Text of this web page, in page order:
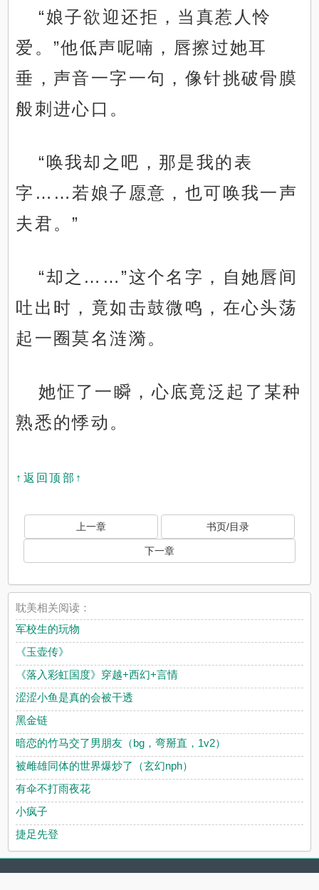
“娘子欲迎还拒，当真惹人怜
爱。”他低声呢喃，唇擦过她耳
垂，声音一字一句，像针挑破骨膜
般刺进心口。
“唤我却之吧，那是我的表
字……若娘子愿意，也可唤我一声
夫君。”
“却之……”这个名字，自她唇间
吐出时，竟如击鼓微鸣，在心头荡
起一圈莫名涟漪。
她怔了一瞬，心底竟泛起了某种
熟悉的悸动。
↑返回顶部↑
上一章 书页/目录
下一章
耽美相关阅读：
军校生的玩物
《玉壶传》
《落入彩虹国度》穿越+西幻+言情
涩涩小鱼是真的会被干透
黑金链
暗恋的竹马交了男朋友（bg，弯掰直，1v2）
被雌雄同体的世界爆炒了（玄幻nph）
有伞不打雨夜花
小疯子
捷足先登